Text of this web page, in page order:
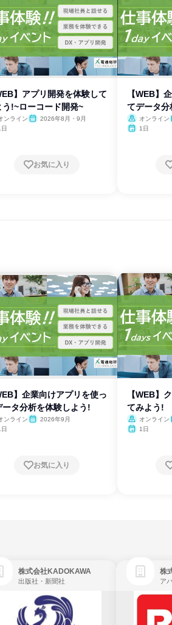
】アプリ開発を体験して
う!~ローコード開発~
ンライン
2026年8月・9月
お気に入り
【WEB】
てデータ
オンライン
1日
】企業向けアプリを使っ
ータ分析を体験しよう!
ンライン
2026年9月
日
お気に入り
【WEB】
てみよう!
オンライン
1日
株式会社KADOKAWA
出版社・新聞社
株